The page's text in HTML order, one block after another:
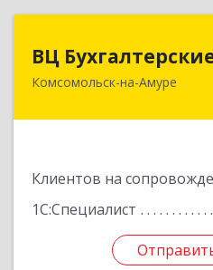
ВЦ
Комсомольск-на-Амуре
Клиентов на
1С:Специалист
681000, Хабаровский